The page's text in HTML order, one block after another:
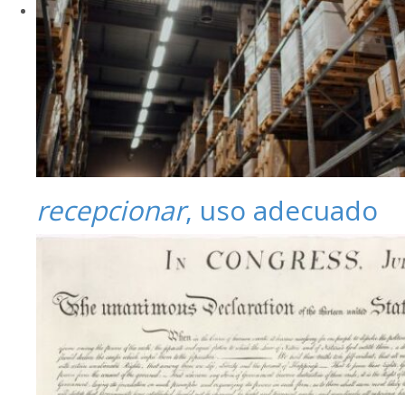
recepcionar, uso adecuado